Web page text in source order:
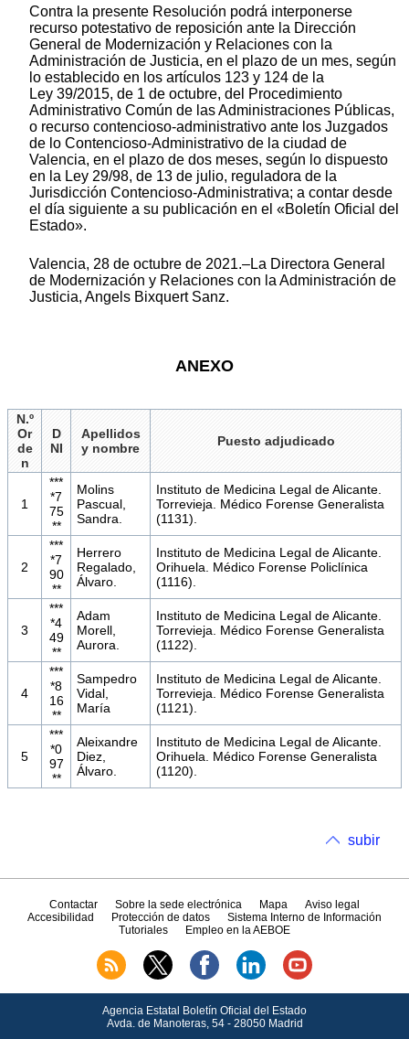
Contra la presente Resolución podrá interponerse
recurso potestativo de reposición ante la Dirección
General de Modernización y Relaciones con la
Administración de Justicia, en el plazo de un mes, según
lo establecido en los artículos 123 y 124 de la
Ley 39/2015, de 1 de octubre, del Procedimiento
Administrativo Común de las Administraciones Públicas,
o recurso contencioso-administrativo ante los Juzgados
de lo Contencioso-Administrativo de la ciudad de
Valencia, en el plazo de dos meses, según lo dispuesto
en la Ley 29/98, de 13 de julio, reguladora de la
Jurisdicción Contencioso-Administrativa; a contar desde
el día siguiente a su publicación en el «Boletín Oficial del
Estado».
Valencia, 28 de octubre de 2021.–La Directora General
de Modernización y Relaciones con la Administración de
Justicia, Angels Bixquert Sanz.
ANEXO
N.º
Or
de
n
D
NI
Apellidos
y nombre
Puesto adjudicado
1
***
*7
75
**
Molins
Pascual,
Sandra.
Instituto de Medicina Legal de Alicante.
Torrevieja. Médico Forense Generalista
(1131).
2
***
*7
90
**
Herrero
Regalado,
Álvaro.
Instituto de Medicina Legal de Alicante.
Orihuela. Médico Forense Policlínica
(1116).
3
***
*4
49
**
Adam
Morell,
Aurora.
Instituto de Medicina Legal de Alicante.
Torrevieja. Médico Forense Generalista
(1122).
4
***
*8
16
**
Sampedro
Vidal,
María
Instituto de Medicina Legal de Alicante.
Torrevieja. Médico Forense Generalista
(1121).
5
***
*0
97
**
Aleixandre
Diez,
Álvaro.
Instituto de Medicina Legal de Alicante.
Orihuela. Médico Forense Generalista
(1120).
subir
Contactar Sobre la sede electrónica Mapa
Aviso legal
Accesibilidad
Protección de datos
Sistema Interno de Información
Tutoriales
Empleo en la AEBOE
Agencia Estatal Boletín Oficial del Estado
Avda. de Manoteras, 54 - 28050 Madrid